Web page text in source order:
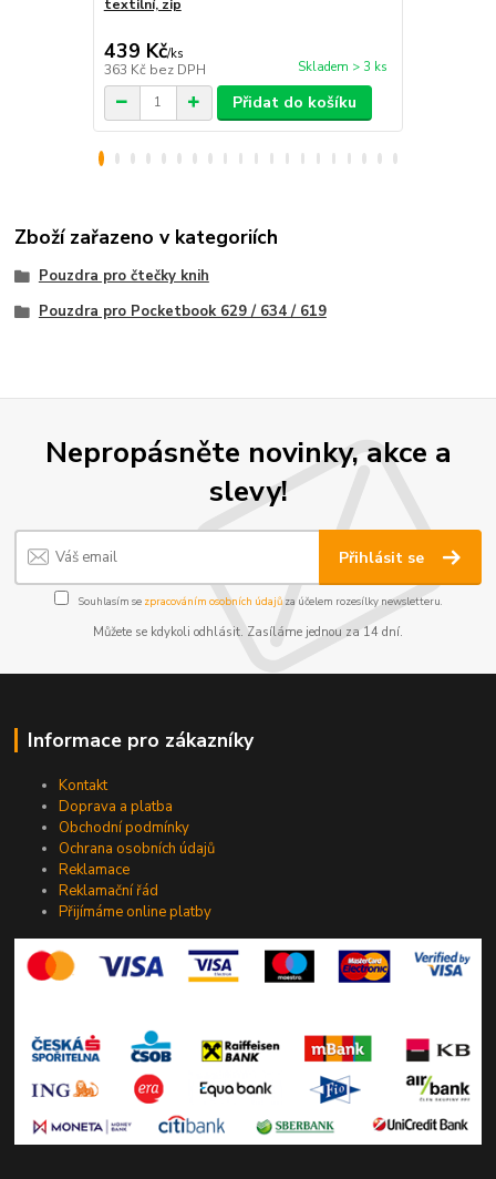
textilní, zip
439 Kč/ks
363 Kč bez DPH Skladem > 3 ks
Přidat do košíku
Zboží zařazeno v kategoriích
Pouzdra pro čtečky knih
Pouzdra pro Pocketbook 629 / 634 / 619
Nepropásněte novinky, akce a
slevy!
Přihlásit se
Souhlasím se zpracováním osobních údajůza účelem rozesílky newsletteru.
Můžete se kdykoli odhlásit. Zasíláme jednou za 14 dní.
Informace pro zákazníky
Kontakt
Doprava a platba
Obchodní podmínky
Ochrana osobních údajů
Reklamace
Reklamační řád
Přijímáme online platby